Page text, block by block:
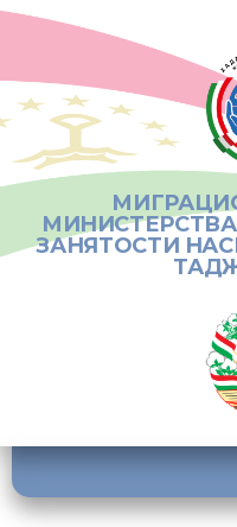
ЗАНЯТОСТИ